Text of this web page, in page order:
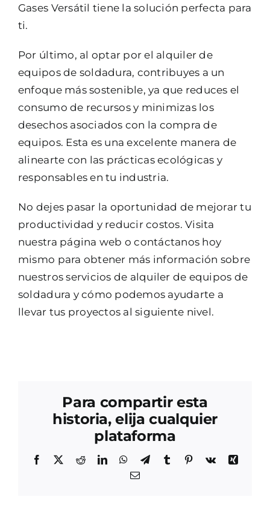
Gases Versátil tiene la solución perfecta para
ti.
Por último, al optar por el alquiler de
equipos de soldadura, contribuyes a un
enfoque más sostenible, ya que reduces el
consumo de recursos y minimizas los
desechos asociados con la compra de
equipos. Esta es una excelente manera de
alinearte con las prácticas ecológicas y
responsables en tu industria.
No dejes pasar la oportunidad de mejorar tu
productividad y reducir costos. Visita
nuestra página web o contáctanos hoy
mismo para obtener más información sobre
nuestros servicios de alquiler de equipos de
soldadura y cómo podemos ayudarte a
llevar tus proyectos al siguiente nivel.
Para compartir esta
historia, elija cualquier
plataforma
Facebook RedditLinkedInWhatsApp
TelegramTumblr Pinterest
Vk
Xing
Correo